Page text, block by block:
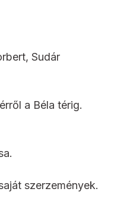
Sudár
a Béla térig.
szerzemények.